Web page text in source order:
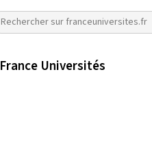
France Universités